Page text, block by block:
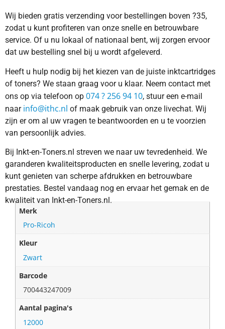
Wij bieden gratis verzending voor bestellingen boven ?35,
zodat u kunt profiteren van onze snelle en betrouwbare
service. Of u nu lokaal of nationaal bent, wij zorgen ervoor
dat uw bestelling snel bij u wordt afgeleverd.
Heeft u hulp nodig bij het kiezen van de juiste inktcartridges
of toners? We staan graag voor u klaar. Neem contact met
ons op via telefoon op 074 ? 256 94 10, stuur een e-mail
naar info@ithc.nl of maak gebruik van onze livechat. Wij
zijn er om al uw vragen te beantwoorden en u te voorzien
van persoonlijk advies.
Bij Inkt-en-Toners.nl streven we naar uw tevredenheid. We
garanderen kwaliteitsproducten en snelle levering, zodat u
kunt genieten van scherpe afdrukken en betrouwbare
prestaties. Bestel vandaag nog en ervaar het gemak en de
kwaliteit van Inkt-en-Toners.nl.
Merk
Pro-Ricoh
Kleur
Zwart
Barcode
700443247009
Aantal pagina's
12000